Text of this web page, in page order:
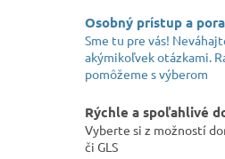
Osobný prístup a
Sme tu pre vás!
akýmikoľvek otázkami.
pomôžeme s výberom
Rýchle a spoľahlivé
Vyberte si z možností
či GLS